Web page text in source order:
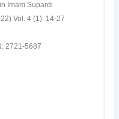
Imam Supardi
Vol. 4 (1): 14-27
2721-5687